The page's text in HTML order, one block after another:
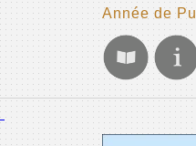
Année de